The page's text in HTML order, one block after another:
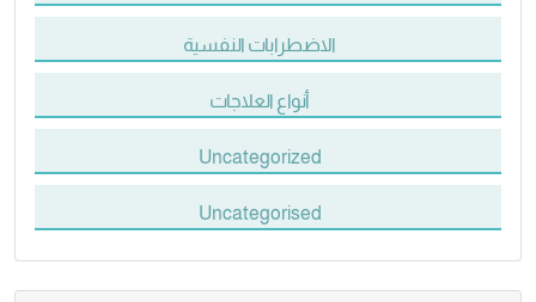
الاضطرابات النفسية
أنواع العلاجات
Uncategorized
Uncategorised